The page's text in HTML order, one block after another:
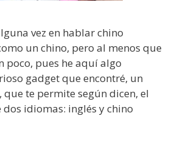
vez en hablar chino
un chino, pero al menos que
poco, pues he aquí algo
gadget que encontré, un
que te permite según dicen, el
idiomas: inglés y chino